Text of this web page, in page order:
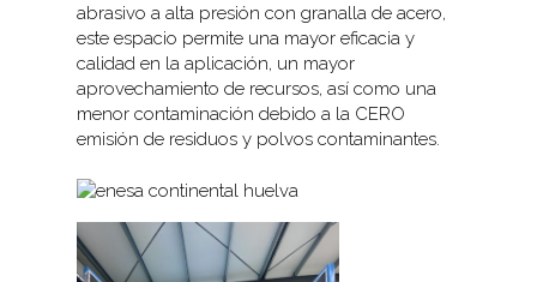
abrasivo a alta presión con granalla de acero,
este espacio permite una mayor eficacia y
calidad en la aplicación, un mayor
aprovechamiento de recursos, así como una
menor contaminación debido a la CERO
emisión de residuos y polvos contaminantes.